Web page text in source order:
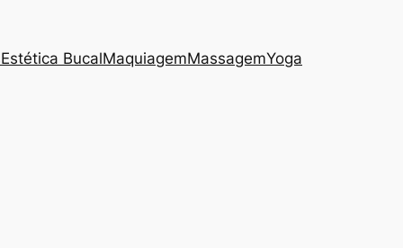
Estética BucalMaquiagemMassagemYoga